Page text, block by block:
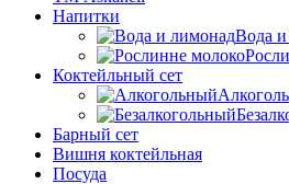
Напитки
Вода
Коктейльный сет
Барный сет
Вишня коктейльная
Посуда